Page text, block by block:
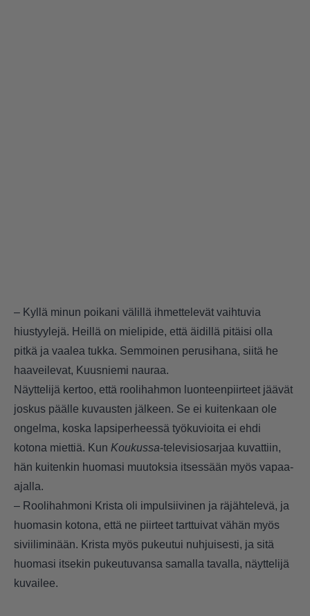
– Kyllä minun poikani välillä ihmettelevät vaihtuvia
hiustyylejä. Heillä on mielipide, että äidillä pitäisi olla
pitkä ja vaalea tukka. Semmoinen perusihana, siitä he
haaveilevat, Kuusniemi nauraa.
Näyttelijä kertoo, että roolihahmon luonteenpiirteet jäävät
joskus päälle kuvausten jälkeen. Se ei kuitenkaan ole
ongelma, koska lapsiperheessä työkuvioita ei ehdi
kotona miettiä. Kun Koukussa-televisiosarjaa kuvattiin,
hän kuitenkin huomasi muutoksia itsessään myös vapaa-
ajalla.
– Roolihahmoni Krista oli impulsiivinen ja räjähtelevä, ja
huomasin kotona, että ne piirteet tarttuivat vähän myös
siviiliminään. Krista myös pukeutui nuhjuisesti, ja sitä
huomasi itsekin pukeutuvansa samalla tavalla, näyttelijä
kuvailee.